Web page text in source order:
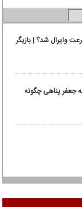
وایرال شد؟ | بازیگر
جعفر پناهی چگونه